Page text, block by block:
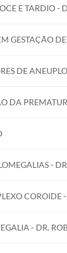
7 dias após a
60 dias após
serão
E TARDIO -
GESTAÇÃO
DE
DA
-
- DR.